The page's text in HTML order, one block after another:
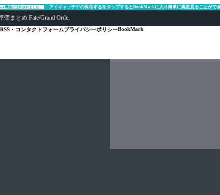
機能が追加されました。 アイキャッチ下の保存するをタップするとBookMarkに入り簡単に再度見ることがで
まとめ Fate/Grand Order
RSS・コンタクトフォームプライバシーポリシーBookMark